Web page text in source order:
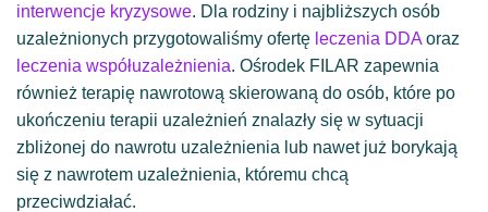
interwencje kryzysowe. Dla rodziny i najbliższych osób
uzależnionych przygotowaliśmy ofertę leczenia DDA oraz
leczenia współuzależnienia. Ośrodek FILAR zapewnia
również terapię nawrotową skierowaną do osób, które po
ukończeniu terapii uzależnień znalazły się w sytuacji
zbliżonej do nawrotu uzależnienia lub nawet już borykają
się z nawrotem uzależnienia, któremu chcą
przeciwdziałać.